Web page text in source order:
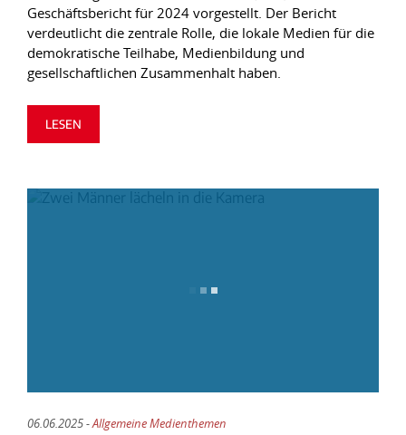
Geschäftsbericht für 2024 vorgestellt. Der Bericht
verdeutlicht die zentrale Rolle, die lokale Medien für die
demokratische Teilhabe, Medienbildung und
gesellschaftlichen Zusammenhalt haben.
LESEN
06.06.2025 -Allgemeine Medienthemen